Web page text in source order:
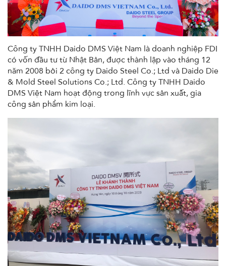
Công ty TNHH Daido DMS Việt Nam là doanh nghiệp FDI
có vốn đầu tư từ Nhật Bản, được thành lập vào tháng 12
năm 2008 bởi 2 công ty Daido Steel Co.; Ltd và Daido Die
& Mold Steel Solutions Co.; Ltd. Công ty TNHH Daido
DMS Việt Nam hoạt động trong lĩnh vực sản xuất, gia
công sản phẩm kim loại.